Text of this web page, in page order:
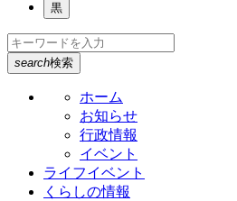
黒
search検索
ホーム
お知らせ
行政情報
イベント
ライフイベント
くらしの情報